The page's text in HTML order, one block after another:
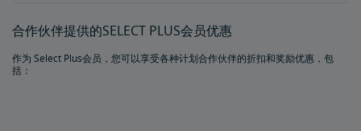
合作伙伴提供的SELECT PLUS会员优惠
作为 Select Plus会员，您可以享受各种计划合作伙伴的折扣和奖励优惠，包
括：